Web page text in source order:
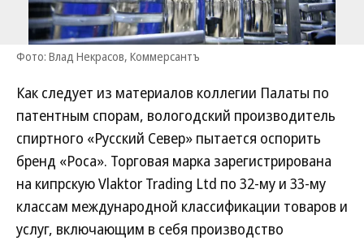
Фото: Влад Некрасов, Коммерсантъ
Как следует из материалов коллегии Палаты по
патентным спорам, вологодский производитель
спиртного «Русский Север» пытается оспорить
бренд «Роса». Торговая марка зарегистрирована
на кипрскую Vlaktor Trading Ltd по 32-му и 33-му
классам международной классификации товаров и
услуг, включающим в себя производство